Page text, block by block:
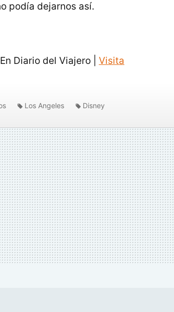
podía dejarnos así.
En Diario del Viajero | Visita
Los Angeles Disney